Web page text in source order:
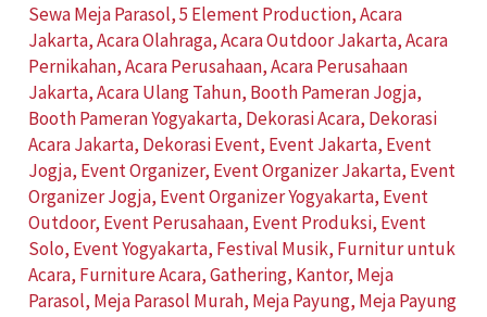
Sewa Meja Parasol,5 Element Production,Acara
Jakarta,Acara Olahraga,Acara Outdoor Jakarta,Acara
Pernikahan,Acara Perusahaan,Acara Perusahaan
Jakarta,Acara Ulang Tahun, Booth Pameran Jogja,
Booth Pameran Yogyakarta, Dekorasi Acara, Dekorasi
Acara Jakarta, Dekorasi Event, Event Jakarta, Event
Jogja, Event Organizer, Event Organizer Jakarta, Event
Organizer Jogja, Event Organizer Yogyakarta, Event
Outdoor, Event Perusahaan, Event Produksi, Event
Solo, Event Yogyakarta, Festival Musik, Furnitur untuk
Acara, Furniture Acara,Gathering, Kantor, Meja
Parasol, Meja Parasol Murah, Meja Payung, Meja Payung
Outdoor